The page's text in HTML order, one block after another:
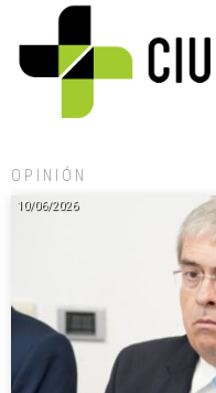
OPINIÓN
10/06/2026